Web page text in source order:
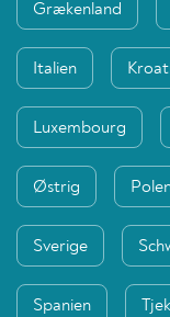
Grækenland
Italien
Luxembourg
Østrig
Sverige
Spanien